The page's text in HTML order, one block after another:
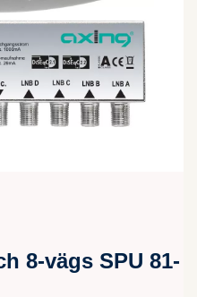
8-vägs SPU 81-